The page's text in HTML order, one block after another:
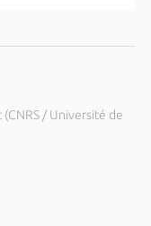
/ Université de